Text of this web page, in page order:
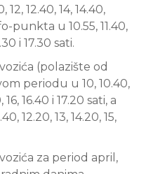
12.40, 14, 14.40,
punkta u 10.55, 11.40,
i 17.30 sati.
(polazište od
periodu u 10, 10.40,
16, 16.40 i 17.20 sati, a
12.20, 13, 14.20, 15,
za period april,